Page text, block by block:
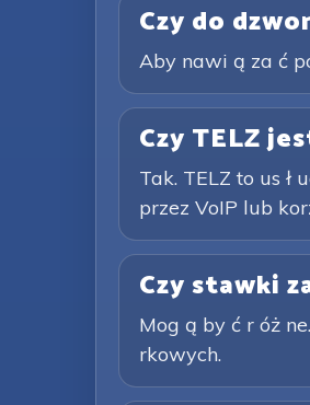
Czy do
Aby nawi ą za ć
Czy TELZ
Tak. TELZ to us
przez VoIP lub
Czy stawki
Mog ą by ć r óż
rkowych.